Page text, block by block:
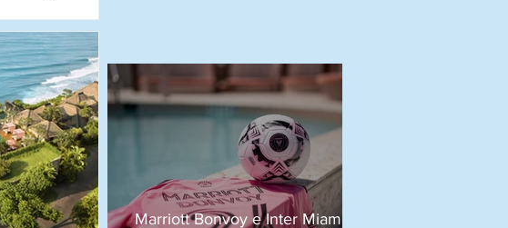
y
brilla con
2026.
Marriott Bonvoy e Inter Miami CF